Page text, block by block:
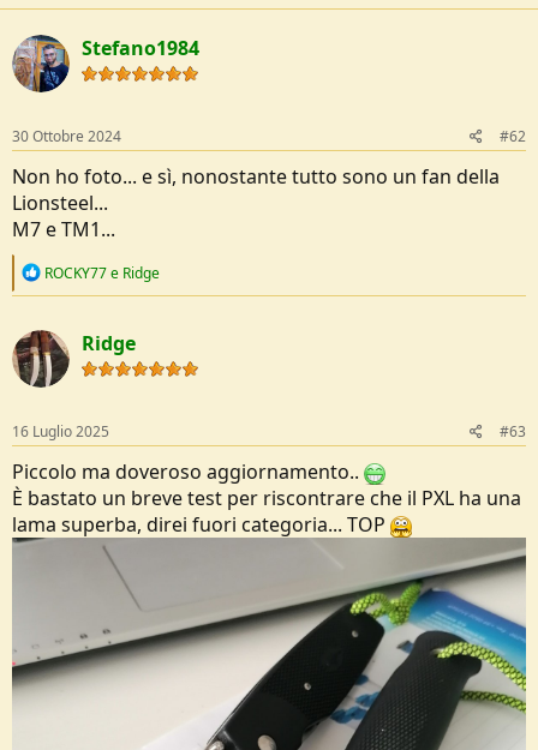
c
t
i
o
n
:
Stefano1984
30 Ottobre 2024 #62
Non ho foto... e sì, nonostante tutto sono un fan della
Lionsteel...
M7 e TM1...
R
c
t
i
o
s
:
ROCKY77e Ridge
Ridge
16 Luglio 2025 #63
Piccolo ma doveroso aggiornamento..
È bastato un breve test per riscontrare che il PXL ha una
lama superba, direi fuori categoria... TOP